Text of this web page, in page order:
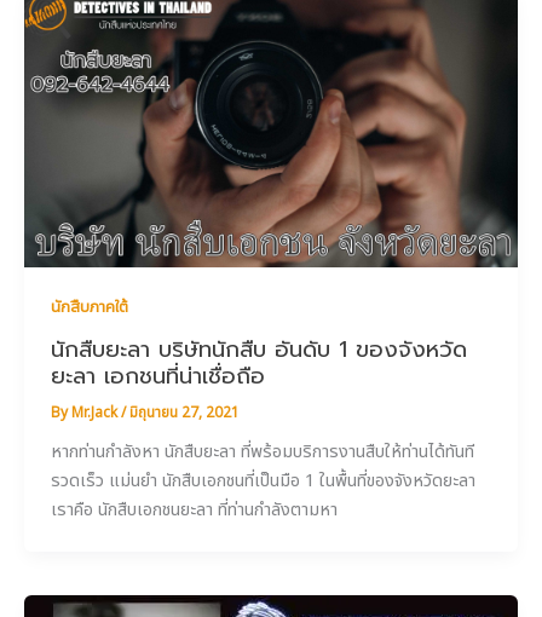
นักสืบภาคใต้
นักสืบยะลา บริษัทนักสืบ อันดับ 1 ของจังหวัด
ยะลา เอกชนที่น่าเชื่อถือ
ByMr.Jack/มิถุนายน 27, 2021
หากท่านกำลังหา นักสืบยะลา ที่พร้อมบริการงานสืบให้ท่านได้ทันที
รวดเร็ว แม่นยำ นักสืบเอกชนที่เป็นมือ 1 ในพื้นที่ของจังหวัดยะลา
เราคือ นักสืบเอกชนยะลา ที่ท่านกำลังตามหา